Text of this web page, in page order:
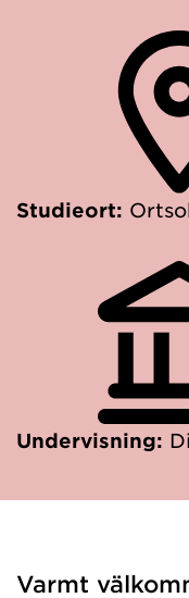
Studieort:
Undervisning:
Varmt